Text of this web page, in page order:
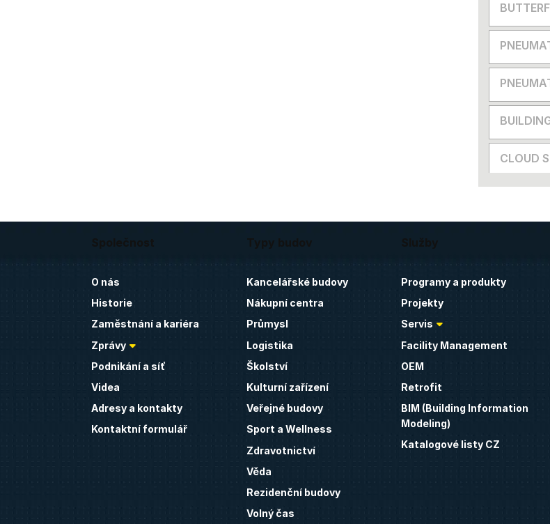
CLOUD
Společnost
O nás
Historie
Zaměstnání a kariéra
Zprávy
Podnikání a síť
Videa
Adresy a kontakty
Kontaktní formulář
Typy budov
Kancelářské budovy
Nákupní centra
Průmysl
Logistika
Školství
Kulturní zařízení
Veřejné budovy
Sport a Wellness
Zdravotnictví
Věda
Rezidenční budovy
Volný čas
Služby
Programy a produkty
Projekty
Servis
Facility Management
OEM
Retrofit
BIM (Building Information
Modeling)
Katalogové listy CZ